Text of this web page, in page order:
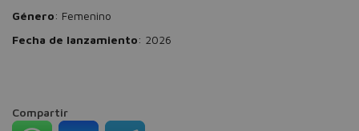
Género: Femenino
Fecha de lanzamiento: 2026
Compartir